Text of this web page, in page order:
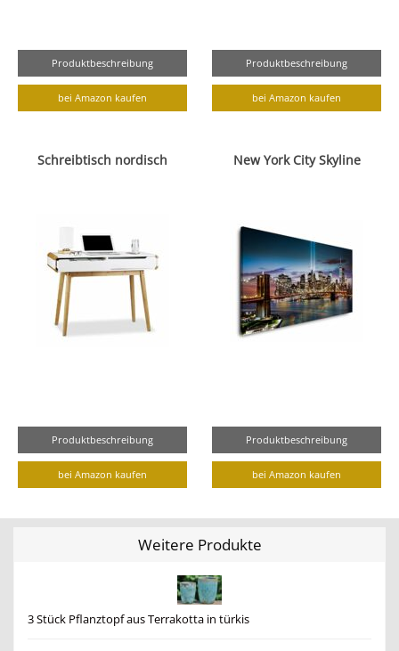
Produktbeschreibung
bei Amazon kaufen
Produktbeschreibung
bei Amazon kaufen
Schreibtisch nordisch
Produktbeschreibung
bei Amazon kaufen
New York City Skyline
Produktbeschreibung
bei Amazon kaufen
Weitere Produkte
3 Stück Pflanztopf aus Terrakotta in türkis